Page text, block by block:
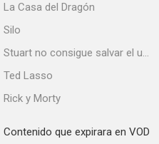
La Casa del Dragón
Silo
Stuart no consigue salvar el universo
Ted Lasso
Rick y Morty
Contenido que expirara en VOD